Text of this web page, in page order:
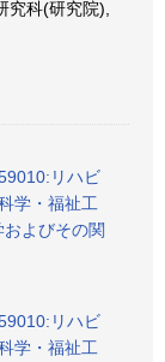
科(研究院),
リハビ
学・福祉工
よびその関
リハビ
学・福祉工